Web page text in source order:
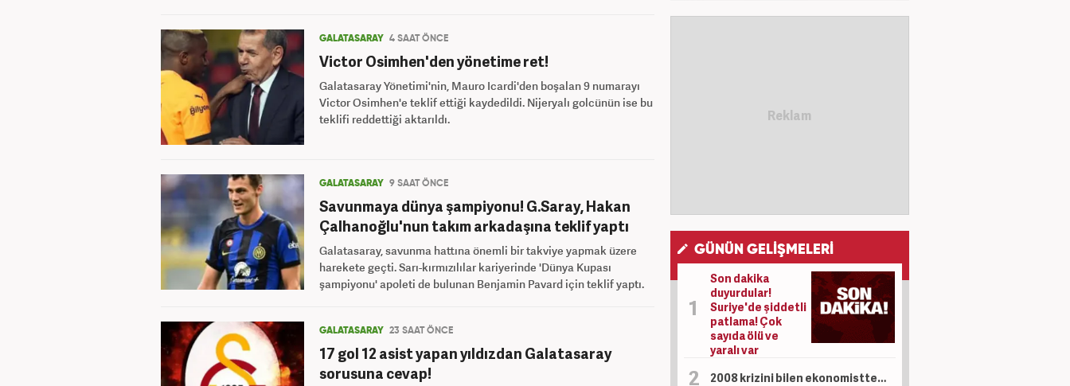
GALATASARAY 4 SAAT ÖNCE
Victor Osimhen'den yönetime ret!
Galatasaray Yönetimi'nin, Mauro Icardi'den boşalan 9 numarayı
Victor Osimhen'e teklif ettiği kaydedildi. Nijeryalı golcünün ise bu
teklifi reddettiği aktarıldı.
GALATASARAY 9 SAAT ÖNCE
Savunmaya dünya şampiyonu! G.Saray, Hakan
Çalhanoğlu'nun takım arkadaşına teklif yaptı
Galatasaray, savunma hattına önemli bir takviye yapmak üzere
harekete geçti. Sarı-kırmızılılar kariyerinde 'Dünya Kupası
şampiyonu' apoleti de bulunan Benjamin Pavard için teklif yaptı.
GALATASARAY 23 SAAT ÖNCE
17 gol 12 asist yapan yıldızdan Galatasaray
sorusuna cevap!
GÜNÜN GELİŞMELERİ
Son dakika
duyurdular!
Suriye'de şiddetli
patlama! Çok
sayıda ölü ve
yaralı var
2008 krizini bilen ekonomistten kritik uyarı! Çöküş kapıda